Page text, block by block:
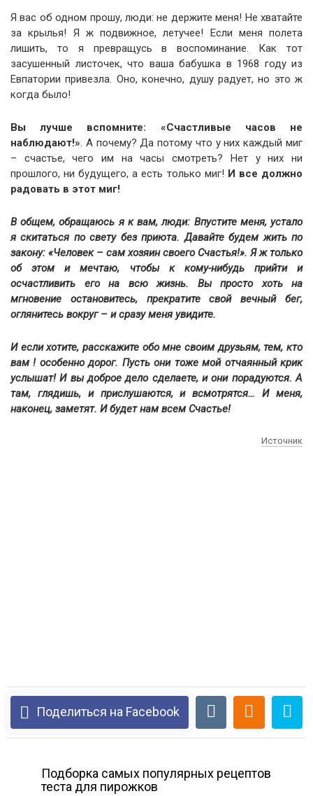
Я вас об одном прошу, люди: не держите меня! Не хватайте
за крылья! Я ж подвижное, летучее! Если меня полета
лишить, то я превращусь в воспоминание. Как тот
засушенный листочек, что ваша бабушка в 1968 году из
Евпатории привезла. Оно, конечно, душу радует, но это ж
когда было!
Вы лучше вспомните: «Счастливые часов не
наблюдают!». А почему? Да потому что у них каждый миг
– счастье, чего им на часы смотреть? Нет у них ни
прошлого, ни будущего, а есть только миг! И все должно
радовать в этот миг!
В общем, обращаюсь я к вам, люди: Впустите меня, устало
я скитаться по свету без приюта. Давайте будем жить по
закону: «Человек – сам хозяин своего Счастья!». Я ж только
об этом и мечтаю, чтобы к кому-нибудь прийти и
осчастливить его на всю жизнь. Вы просто хоть на
мгновение остановитесь, прекратите свой вечный бег,
оглянитесь вокруг – и сразу меня увидите.
И если хотите, расскажите обо мне своим друзьям, тем, кто
вам ! особенно дорог. Пусть они тоже мой отчаянный крик
услышат! И вы доброе дело сделаете, и они порадуются. А
там, глядишь, и прислушаются, и всмотрятся… И меня,
наконец, заметят. И будет нам всем Счастье!
Источник
Поделиться на Facebook
Подборка самых популярных рецептов
теста для пирожков